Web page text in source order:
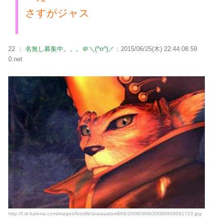
さすがジャス
22 ： 名無し募集中。。。＠＼(^o^)／ ：2015/06/25(木) 22:44:08.59
0.net
http://f.st-hatena.com/images/fotolife/a/arayatom666/20080909/20080909061723.jpg